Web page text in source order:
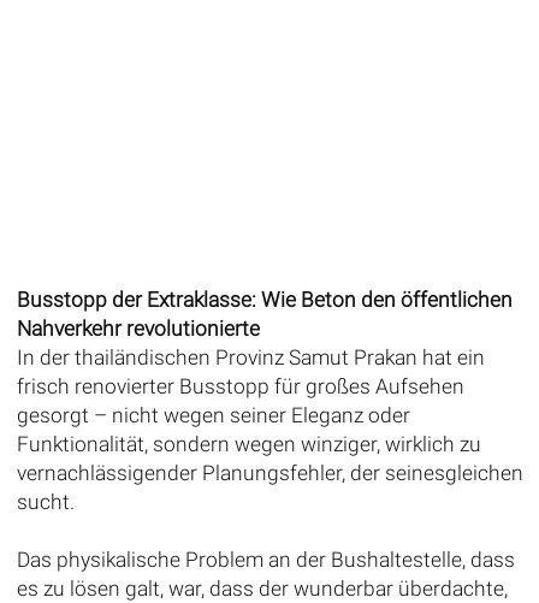
Busstopp der Extraklasse: Wie Beton den öffentlichen
Nahverkehr revolutionierte
In der thailändischen Provinz Samut Prakan hat ein
frisch renovierter Busstopp für großes Aufsehen
gesorgt – nicht wegen seiner Eleganz oder
Funktionalität, sondern wegen winziger, wirklich zu
vernachlässigender Planungsfehler, der seinesgleichen
sucht.
Das physikalische Problem an der Bushaltestelle, dass
es zu lösen galt, war, dass der wunderbar überdachte,